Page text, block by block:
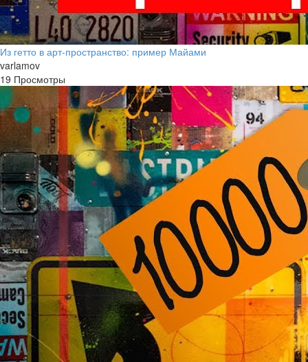
Из гетто в арт-пространство: пример Майами
varlamov
19 Просмотры